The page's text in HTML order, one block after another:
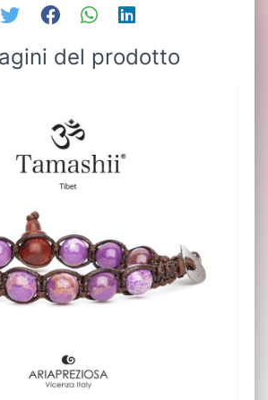
del prodotto